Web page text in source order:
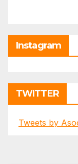
Instagram
TWITTER
Tweets by